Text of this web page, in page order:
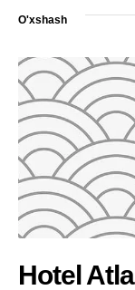
O'xshash
Hotel